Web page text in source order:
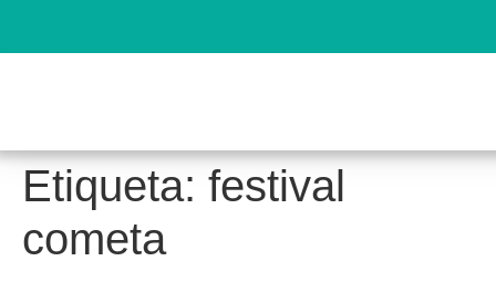
Etiqueta: festival
cometa